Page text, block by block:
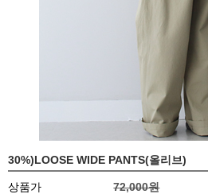
30%)LOOSE WIDE PANTS(올리브)
상품가
72,000원